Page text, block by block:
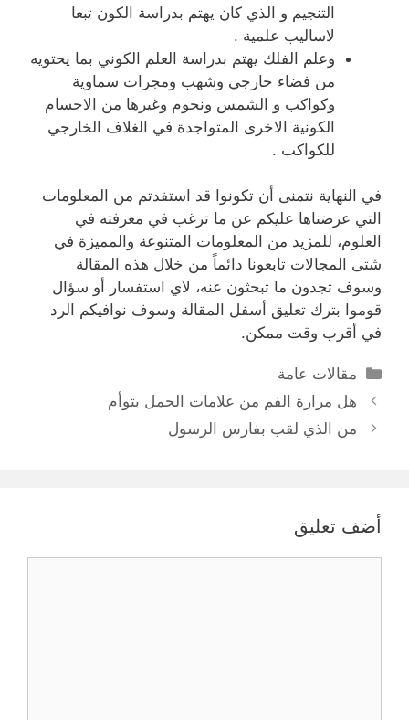
التنجيم و الذي كان يهتم بدراسة الكون تبعا
لاساليب علمية .
وعلم الفلك يهتم بدراسة العلم الكوني بما يحتويه
من فضاء خارجي وشهب ومجرات سماوية
وكواكب و الشمس ونجوم وغيرها من الاجسام
الكونية الاخرى المتواجدة في الغلاف الخارجي
للكواكب .
في النهاية نتمنى أن تكونوا قد استفدتم من المعلومات
التي عرضناها عليكم عن ما ترغب في معرفته في
العلوم، للمزيد من المعلومات المتنوعة والمميزة في
شتى المجالات تابعونا دائماً من خلال هذه المقالة
وسوف تجدون ما تبحثون عنه، لاي استفسار أو سؤال
قوموا بترك تعليق أسفل المقالة وسوف نوافيكم الرد
في أقرب وقت ممكن.
التصنيفات
مقالات عامة
هل مرارة الفم من علامات الحمل بتوأم
من الذي لقب بفارس الرسول
أضف تعليق